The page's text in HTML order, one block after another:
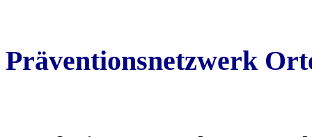
Präventionsnetzwerk